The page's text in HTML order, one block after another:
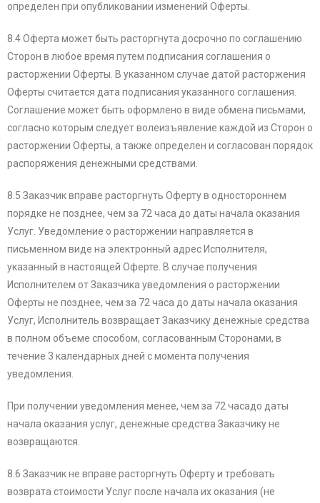
определен при опубликовании изменений Оферты.
8.4 Оферта может быть расторгнута досрочно по соглашению
Сторон в любое время путем подписания соглашения о
расторжении Оферты. В указанном случае датой расторжения
Оферты считается дата подписания указанного соглашения.
Соглашение может быть оформлено в виде обмена письмами,
согласно которым следует волеизъявление каждой из Сторон о
расторжении Оферты, а также определен и согласован порядок
распоряжения денежными средствами.
8.5 Заказчик вправе расторгнуть Оферту в одностороннем
порядке не позднее, чем за 72 часа до даты начала оказания
Услуг. Уведомление о расторжении направляется в
письменном виде на электронный адрес Исполнителя,
указанный в настоящей Оферте. В случае получения
Исполнителем от Заказчика уведомления о расторжении
Оферты не позднее, чем за 72 часа до даты начала оказания
Услуг, Исполнитель возвращает Заказчику денежные средства
в полном объеме способом, согласованным Сторонами, в
течение 3 календарных дней с момента получения
уведомления.
При получении уведомления менее, чем за 72 часадо даты
начала оказания услуг, денежные средства Заказчику не
возвращаются.
8.6 Заказчик не вправе расторгнуть Оферту и требовать
возврата стоимости Услуг после начала их оказания (не